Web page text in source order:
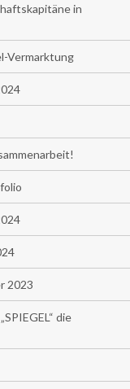
in
Vermarktung
2023
die